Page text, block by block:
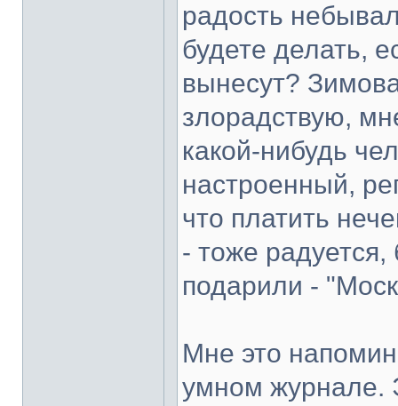
радость
будете делать,
вынесут?
злорадствую,
какой-нибудь
настроенный,
что платить
- тоже
подарили -
Мне это
умном журнале.